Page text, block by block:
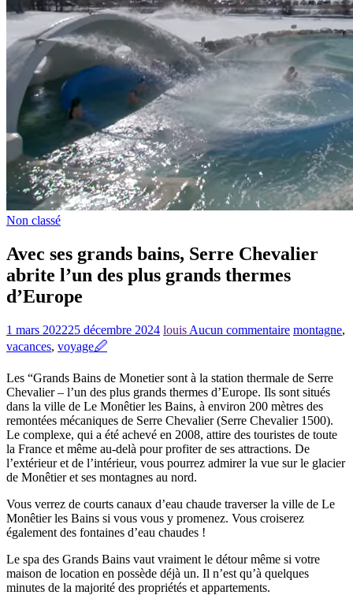
Non classé
Avec ses grands bains, Serre Chevalier
abrite l’un des plus grands thermes
d’Europe
1 mars 202225 décembre 2024 louis Aucun commentaire montagne,
vacances, voyage🖉
Les “Grands Bains de Monetier sont à la station thermale de Serre
Chevalier – l’un des plus grands thermes d’Europe. Ils sont situés
dans la ville de Le Monêtier les Bains, à environ 200 mètres des
remontées mécaniques de Serre Chevalier (Serre Chevalier 1500).
Le complexe, qui a été achevé en 2008, attire des touristes de toute
la France et même au-delà pour profiter de ses attractions. De
l’extérieur et de l’intérieur, vous pourrez admirer la vue sur le glacier
de Monêtier et ses montagnes au nord.
Vous verrez de courts canaux d’eau chaude traverser la ville de Le
Monêtier les Bains si vous vous y promenez. Vous croiserez
également des fontaines d’eau chaudes !
Le spa des Grands Bains vaut vraiment le détour même si votre
maison de location en possède déjà un. Il n’est qu’à quelques
minutes de la majorité des propriétés et appartements.